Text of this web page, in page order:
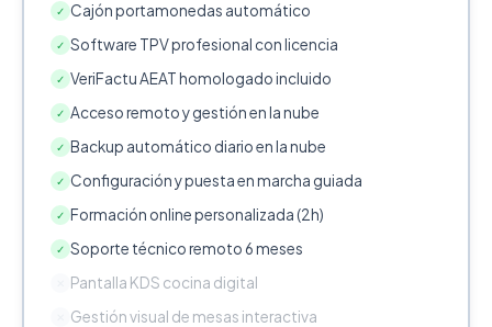
✓ Cajón portamonedas automático
✓ Software TPV profesional con licencia
✓ VeriFactu AEAT homologado incluido
✓ Acceso remoto y gestión en la nube
✓ Backup automático diario en la nube
✓ Configuración y puesta en marcha guiada
✓ Formación online personalizada (2h)
✓ Soporte técnico remoto 6 meses
Pantalla KDS cocina digital
Gestión visual de mesas interactiva